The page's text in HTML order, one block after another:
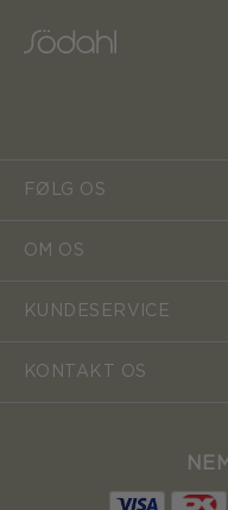
FØLG OS
OM OS
KUNDESERVICE
KONTAKT OS